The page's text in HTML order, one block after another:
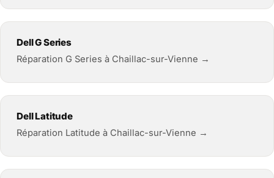
Dell G Series
Réparation G Series à Chaillac-sur-Vienne →
Dell Latitude
Réparation Latitude à Chaillac-sur-Vienne →